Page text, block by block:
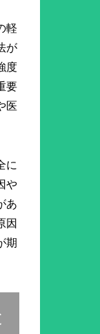
軽
が
度
要
医
に
や
あ
因
期